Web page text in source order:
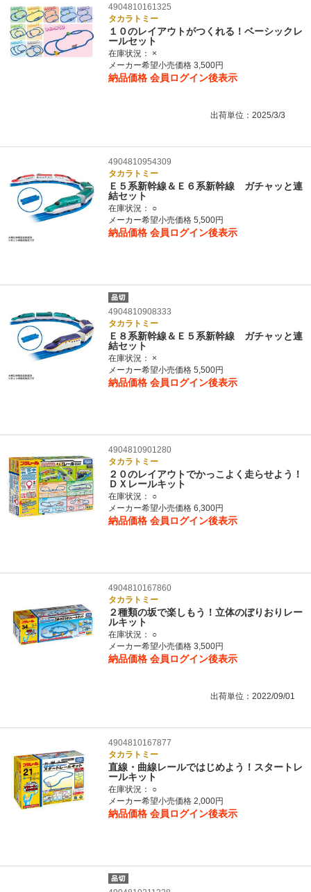
4904810161325
タカラトミー
１０のレイアウトがつくれる！ベーシックレ
ールセット
在庫状況：
×
メーカー希望小売価格 3,500円
納品価格 会員ログイン後表示
出荷単位：2025/3/3
4904810954309
タカラトミー
Ｅ５系新幹線＆Ｅ６系新幹線 ガチャッと連
結セット
在庫状況：
○
メーカー希望小売価格 5,500円
納品価格 会員ログイン後表示
4904810908333
タカラトミー
Ｅ８系新幹線＆Ｅ５系新幹線 ガチャッと連
結セット
在庫状況：
×
メーカー希望小売価格 5,500円
納品価格 会員ログイン後表示
4904810901280
タカラトミー
２０のレイアウトでかっこよく走らせよう！
ＤＸレールキット
在庫状況：
○
メーカー希望小売価格 6,300円
納品価格 会員ログイン後表示
4904810167860
タカラトミー
２種類の坂で楽しもう！立体のぼりおりレー
ルキット
在庫状況：
○
メーカー希望小売価格 3,500円
納品価格 会員ログイン後表示
出荷単位：2022/09/01
4904810167877
タカラトミー
直線・曲線レールではじめよう！スタートレ
ールキット
在庫状況：
○
メーカー希望小売価格 2,000円
納品価格 会員ログイン後表示